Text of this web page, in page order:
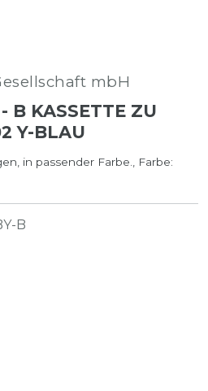
mbH
B KASSETTE ZU
Y-BLAU
in passender Farbe., Farbe:
B